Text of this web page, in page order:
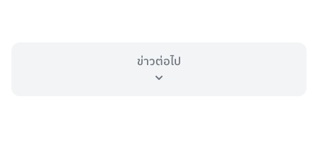
ข่าวต่อไป